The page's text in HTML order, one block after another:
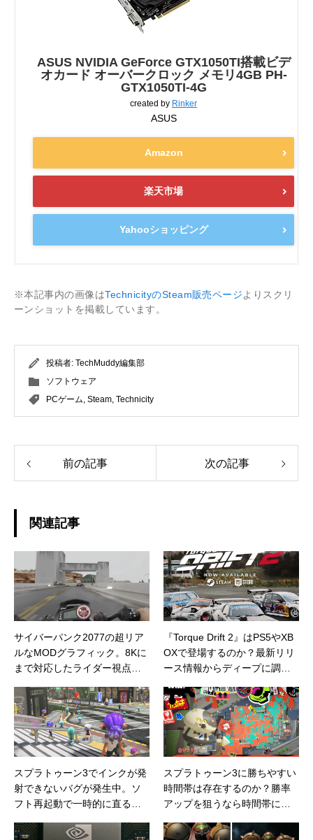
ASUS NVIDIA GeForce GTX1050TI搭載ビデ
オカード オーバークロック メモリ4GB PH-
GTX1050TI-4G
created by Rinker
ASUS
Amazon
楽天市場
Yahooショッピング
※本記事内の画像はTechnicityのSteam販売ページよりスクリ
ーンショットを掲載しています。
投稿者: TechMuddy編集部
ソフトウェア
PCゲーム, Steam, Technicity
前の記事 次の記事
関連記事
サイバーパンク2077の超リア
ルなMODグラフィック。8Kに
まで対応したライダー視点か
『Torque Drift 2』はPS5やXB
OXで登場するのか？最新リリ
ース情報からディープに調査
スプラトゥーン3でインクが発
射できないバグが発生中。ソ
フト再起動で一時的に直るよ
ちか
スプラトゥーン3に勝ちやすい
時間帯は存在するのか？勝率
アップを狙うなら時間帯にも